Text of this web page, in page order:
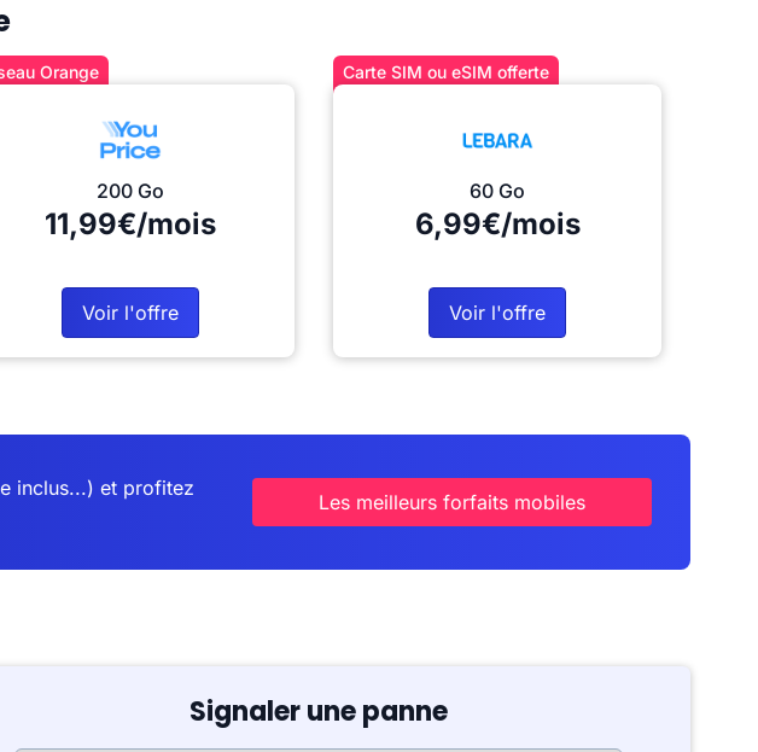
Orange
200 Go
11,99€/mois
Voir l'offre
Carte SIM ou eSIM offerte
60 Go
6,99€/mois
Voir l'offre
inclus...) et profitez
Les meilleurs forfaits mobiles
Signaler une panne